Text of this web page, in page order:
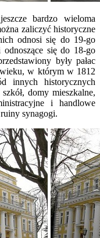
bardzo wieloma
zaliczyć historyczne
odnosi się do 19-go
się do 18-go
były pałac
w którym w 1812
innych historycznych
domy mieszkalne,
i handlowe
synagogi.